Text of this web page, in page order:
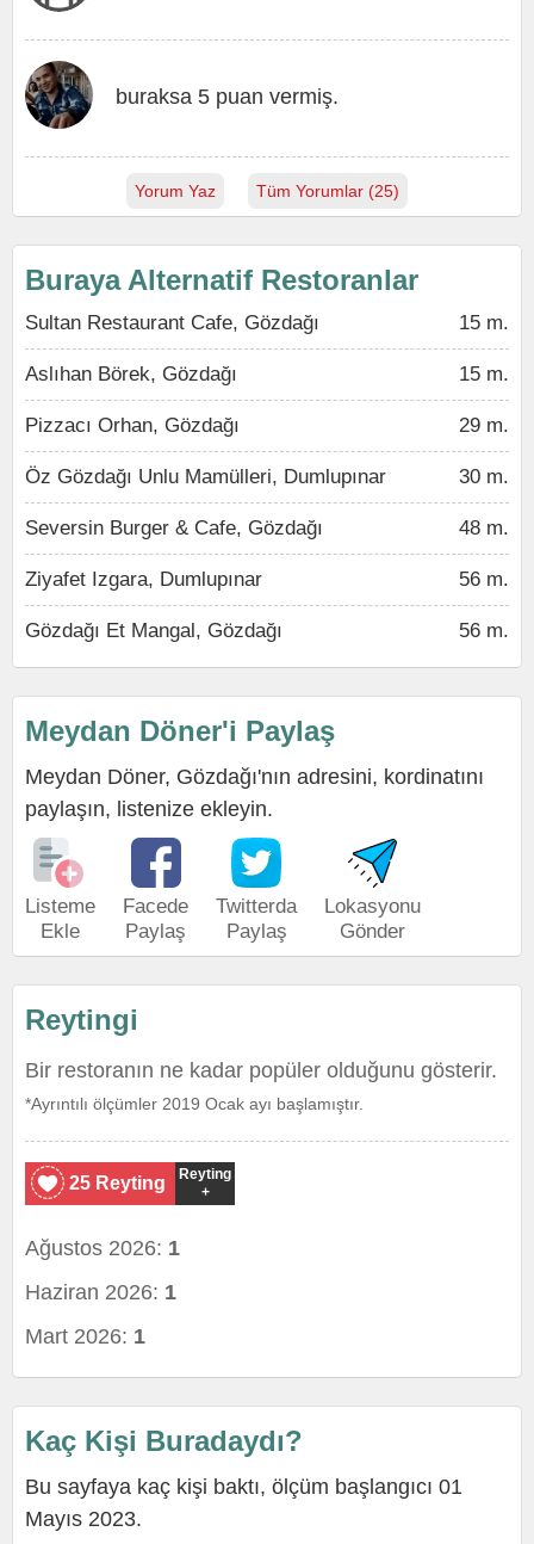
buraksa 5 puan vermiş.
Yorum Yaz Tüm Yorumlar (25)
Buraya Alternatif Restoranlar
Sultan Restaurant Cafe, Gözdağı 15 m.
Aslıhan Börek, Gözdağı 15 m.
Pizzacı Orhan, Gözdağı 29 m.
Öz Gözdağı Unlu Mamülleri, Dumlupınar 30 m.
Seversin Burger & Cafe, Gözdağı 48 m.
Ziyafet Izgara, Dumlupınar 56 m.
Gözdağı Et Mangal, Gözdağı 56 m.
Meydan Döner'i Paylaş
Meydan Döner, Gözdağı'nın adresini, kordinatını
paylaşın, listenize ekleyin.
Listeme
Ekle
Facede
Paylaş
Twitterda
Paylaş
Lokasyonu
Gönder
Reytingi
Bir restoranın ne kadar popüler olduğunu gösterir.
*Ayrıntılı ölçümler 2019 Ocak ayı başlamıştır.
25 Reyting
Reyting
+
Ağustos 2026: 1
Haziran 2026: 1
Mart 2026: 1
Kaç Kişi Buradaydı?
Bu sayfaya kaç kişi baktı, ölçüm başlangıcı 01
Mayıs 2023.